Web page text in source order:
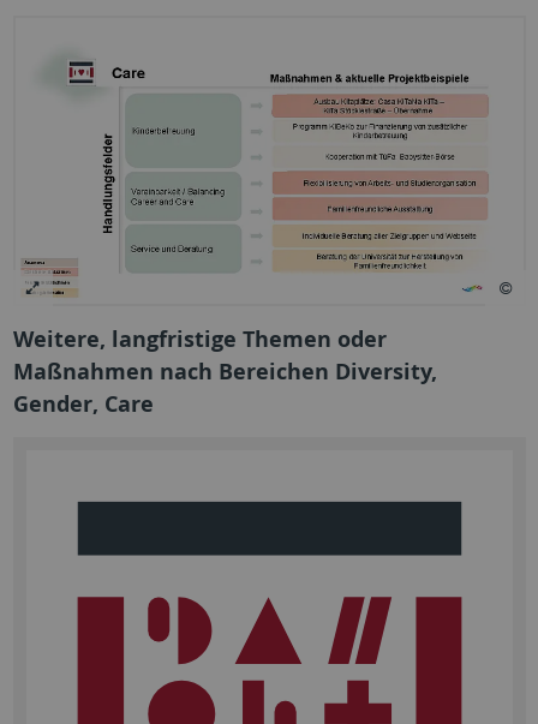
Weitere, langfristige Themen oder
Maßnahmen nach Bereichen Diversity,
Gender, Care